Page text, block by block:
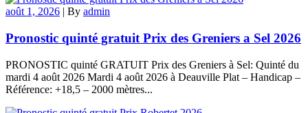
août 1, 2026 | By admin
Pronostic quinté gratuit Prix des Greniers a Sel 2026
PRONOSTIC quinté GRATUIT Prix des Greniers à Sel: Quinté du
mardi 4 août 2026 Mardi 4 août 2026 à Deauville Plat – Handicap –
Référence: +18,5 – 2000 mètres...